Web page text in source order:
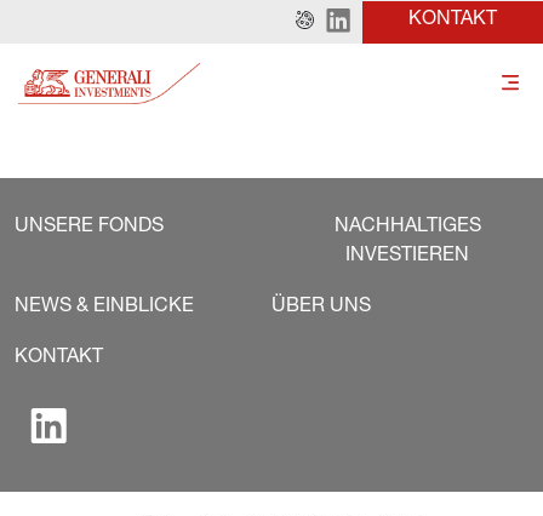
KONTAKT
UNSERE FONDS
NACHHALTIGES
INVESTIEREN
NEWS & EINBLICKE ÜBER UNS
KONTAKT